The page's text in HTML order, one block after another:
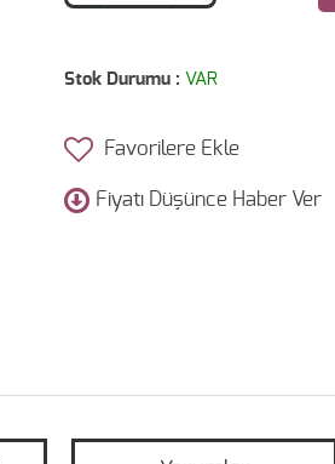
Stok Durumu : VAR
Favorilere Ekle
Fiyatı Düşünce Haber Ver